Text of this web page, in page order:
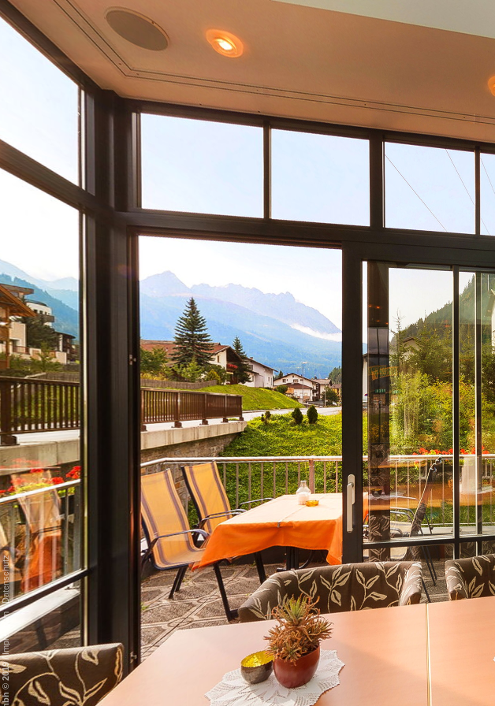
/
Impressum
-
Datenschutz